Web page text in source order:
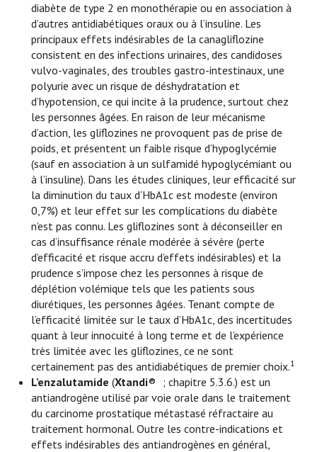
diabète de type 2 en monothérapie ou en association à
d’autres antidiabétiques oraux ou à l’insuline. Les
principaux effets indésirables de la canagliflozine
consistent en des infections urinaires, des candidoses
vulvo-vaginales, des troubles gastro-intestinaux, une
polyurie avec un risque de déshydratation et
d’hypotension, ce qui incite à la prudence, surtout chez
les personnes âgées. En raison de leur mécanisme
d’action, les gliflozines ne provoquent pas de prise de
poids, et présentent un faible risque d’hypoglycémie
(sauf en association à un sulfamidé hypoglycémiant ou
à l’insuline). Dans les études cliniques, leur efficacité sur
la diminution du taux d’HbA1c est modeste (environ
0,7%) et leur effet sur les complications du diabète
n’est pas connu. Les gliflozines sont à déconseiller en
cas d’insuffisance rénale modérée à sévère (perte
d’efficacité et risque accru d’effets indésirables) et la
prudence s’impose chez les personnes à risque de
déplétion volémique tels que les patients sous
diurétiques, les personnes âgées. Tenant compte de
l’efficacité limitée sur le taux d’HbA1c, des incertitudes
quant à leur innocuité à long terme et de l’expérience
très limitée avec les gliflozines, ce ne sont
certainement pas des antidiabétiques de premier choix.1
L’enzalutamide (Xtandi® ; chapitre 5.3.6.) est un
antiandrogène utilisé par voie orale dans le traitement
du carcinome prostatique métastasé réfractaire au
traitement hormonal. Outre les contre-indications et
effets indésirables des antiandrogènes en général,